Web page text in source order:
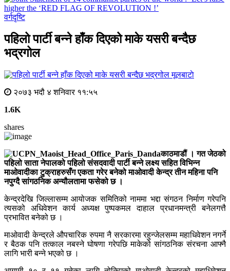
वर्गदृष्टि
पहिलो पार्टी बन्ने हाँक दिएको माके यसरी बन्दैछ
भद्रगोल
मूलबाटाे
२०७३ भदौ ४ शनिवार ११:५५
1.6K
shares
काठमाडौं । गत जेठको
पहिलो साता नेपालको पहिलो संसदवादी पार्टी बन्ने लक्ष्य सहित विभिन्न
माओवादीका टुक्राहरुसँग एकता गरेर बनेको माओवादी केन्द्र तीन महिना पनि
नपुग्दै सांगठनिक अन्यौलतामा फसेको छ ।
केन्द्रदेखि जिल्लासम्म आयोजक समितिको नाममा भद्दा संगठन निर्माण गरेपनि
त्यसको अधिवेशन कार्य अध्यक्ष पुष्पकमल दाहाल प्रधानमन्त्री बनेलगत्तै
प्रभावित बनेको छ ।
माओवादी केन्द्रले औपचारिक रुपमा नै सरकारमा रहुन्जेलसम्म महाधिवेशन नगर्ने
र बैठक पनि तत्काल नबस्ने घोषणा गरेपछि माकेको सांगठनिक संरचना आफ्नै
लागि भारी बन्ने भएको छ ।